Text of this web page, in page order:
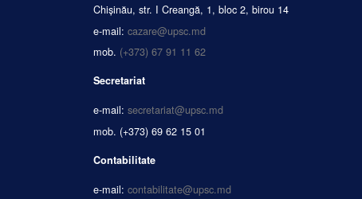
Chișinău, str. I Creangă, 1, bloc 2, birou 14
e-mail: cazare@upsc.md
mob. (+373) 67 91 11 62
Secretariat
e-mail: secretariat@upsc.md
mob. (+373) 69 62 15 01
Contabilitate
e-mail: contabilitate@upsc.md